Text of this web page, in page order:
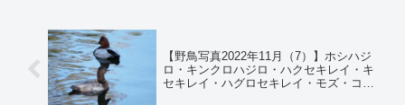
【野鳥写真2022年11月（7）】ホシハジ
ロ・キンクロハジロ・ハクセキレイ・キ
セキレイ・ハグロセキレイ・モズ・コサ